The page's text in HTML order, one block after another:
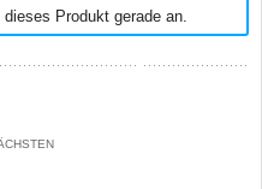
Produkt gerade an.